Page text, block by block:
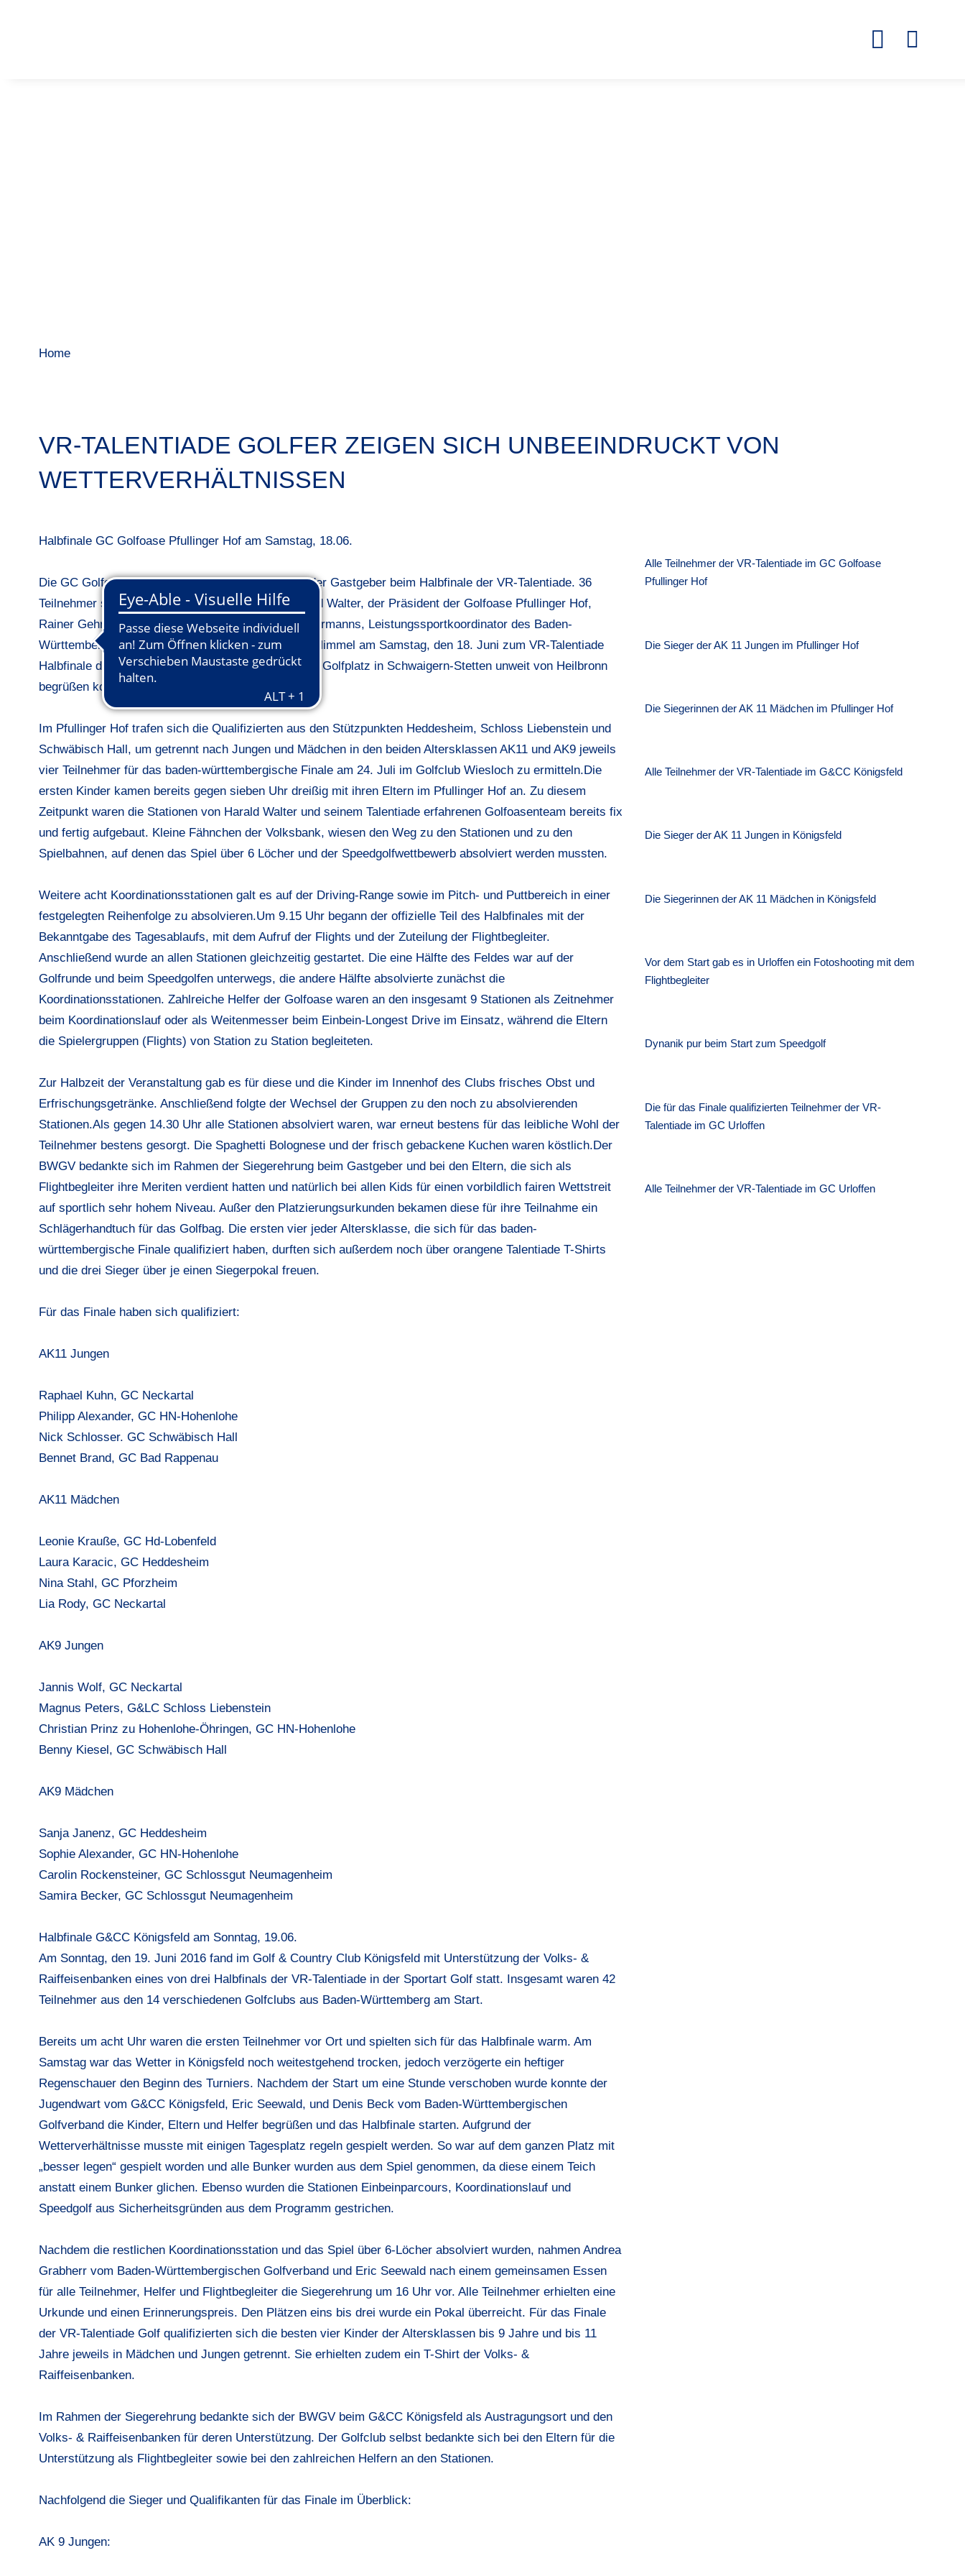
Home
VR-TALENTIADE GOLFER ZEIGEN SICH UNBEEINDRUCKT VON
WETTERVERHÄLTNISSEN
Halbfinale GC Golfoase Pfullinger Hof am Samstag, 18.06.
Die GC Golfoase Pfullinger Hof war auch 2016 wieder Gastgeber beim Halbfinale der VR-Talentiade. 36
Teilnehmer stark war das Starterfeld, welches Harald Walter, der Präsident der Golfoase Pfullinger Hof,
Rainer Gehring, Geschäftsführer und Norbert Zimmermanns, Leistungssportkoordinator des Baden-
Württembergischen Golfverbandes, bei bedecktem Himmel am Samstag, den 18. Juni zum VR-Talentiade
Halbfinale der Qualifikationsgruppen 1 bis 3 auf dem Golfplatz in Schwaigern-Stetten unweit von Heilbronn
begrüßen konnten.
Im Pfullinger Hof trafen sich die Qualifizierten aus den Stützpunkten Heddesheim, Schloss Liebenstein und
Schwäbisch Hall, um getrennt nach Jungen und Mädchen in den beiden Altersklassen AK11 und AK9 jeweils
vier Teilnehmer für das baden-württembergische Finale am 24. Juli im Golfclub Wiesloch zu ermitteln.Die
ersten Kinder kamen bereits gegen sieben Uhr dreißig mit ihren Eltern im Pfullinger Hof an. Zu diesem
Zeitpunkt waren die Stationen von Harald Walter und seinem Talentiade erfahrenen Golfoasenteam bereits fix
und fertig aufgebaut. Kleine Fähnchen der Volksbank, wiesen den Weg zu den Stationen und zu den
Spielbahnen, auf denen das Spiel über 6 Löcher und der Speedgolfwettbewerb absolviert werden mussten.
Weitere acht Koordinationsstationen galt es auf der Driving-Range sowie im Pitch- und Puttbereich in einer
festgelegten Reihenfolge zu absolvieren.Um 9.15 Uhr begann der offizielle Teil des Halbfinales mit der
Bekanntgabe des Tagesablaufs, mit dem Aufruf der Flights und der Zuteilung der Flightbegleiter.
Anschließend wurde an allen Stationen gleichzeitig gestartet. Die eine Hälfte des Feldes war auf der
Golfrunde und beim Speedgolfen unterwegs, die andere Hälfte absolvierte zunächst die
Koordinationsstationen. Zahlreiche Helfer der Golfoase waren an den insgesamt 9 Stationen als Zeitnehmer
beim Koordinationslauf oder als Weitenmesser beim Einbein-Longest Drive im Einsatz, während die Eltern
die Spielergruppen (Flights) von Station zu Station begleiteten.
Zur Halbzeit der Veranstaltung gab es für diese und die Kinder im Innenhof des Clubs frisches Obst und
Erfrischungsgetränke. Anschließend folgte der Wechsel der Gruppen zu den noch zu absolvierenden
Stationen.Als gegen 14.30 Uhr alle Stationen absolviert waren, war erneut bestens für das leibliche Wohl der
Teilnehmer bestens gesorgt. Die Spaghetti Bolognese und der frisch gebackene Kuchen waren köstlich.Der
BWGV bedankte sich im Rahmen der Siegerehrung beim Gastgeber und bei den Eltern, die sich als
Flightbegleiter ihre Meriten verdient hatten und natürlich bei allen Kids für einen vorbildlich fairen Wettstreit
auf sportlich sehr hohem Niveau. Außer den Platzierungsurkunden bekamen diese für ihre Teilnahme ein
Schlägerhandtuch für das Golfbag. Die ersten vier jeder Altersklasse, die sich für das baden-
württembergische Finale qualifiziert haben, durften sich außerdem noch über orangene Talentiade T-Shirts
und die drei Sieger über je einen Siegerpokal freuen.
Für das Finale haben sich qualifiziert:
AK11 Jungen
Raphael Kuhn, GC Neckartal
Philipp Alexander, GC HN-Hohenlohe
Nick Schlosser. GC Schwäbisch Hall
Bennet Brand, GC Bad Rappenau
AK11 Mädchen
Leonie Krauße, GC Hd-Lobenfeld
Laura Karacic, GC Heddesheim
Nina Stahl, GC Pforzheim
Lia Rody, GC Neckartal
AK9 Jungen
Jannis Wolf, GC Neckartal
Magnus Peters, G&LC Schloss Liebenstein
Christian Prinz zu Hohenlohe-Öhringen, GC HN-Hohenlohe
Benny Kiesel, GC Schwäbisch Hall
AK9 Mädchen
Sanja Janenz, GC Heddesheim
Sophie Alexander, GC HN-Hohenlohe
Carolin Rockensteiner, GC Schlossgut Neumagenheim
Samira Becker, GC Schlossgut Neumagenheim
Halbfinale G&CC Königsfeld am Sonntag, 19.06.
Am Sonntag, den 19. Juni 2016 fand im Golf & Country Club Königsfeld mit Unterstützung der Volks- &
Raiffeisenbanken eines von drei Halbfinals der VR-Talentiade in der Sportart Golf statt. Insgesamt waren 42
Teilnehmer aus den 14 verschiedenen Golfclubs aus Baden-Württemberg am Start.
Bereits um acht Uhr waren die ersten Teilnehmer vor Ort und spielten sich für das Halbfinale warm. Am
Samstag war das Wetter in Königsfeld noch weitestgehend trocken, jedoch verzögerte ein heftiger
Regenschauer den Beginn des Turniers. Nachdem der Start um eine Stunde verschoben wurde konnte der
Jugendwart vom G&CC Königsfeld, Eric Seewald, und Denis Beck vom Baden-Württembergischen
Golfverband die Kinder, Eltern und Helfer begrüßen und das Halbfinale starten. Aufgrund der
Wetterverhältnisse musste mit einigen Tagesplatz regeln gespielt werden. So war auf dem ganzen Platz mit
„besser legen“ gespielt worden und alle Bunker wurden aus dem Spiel genommen, da diese einem Teich
anstatt einem Bunker glichen. Ebenso wurden die Stationen Einbeinparcours, Koordinationslauf und
Speedgolf aus Sicherheitsgründen aus dem Programm gestrichen.
Nachdem die restlichen Koordinationsstation und das Spiel über 6-Löcher absolviert wurden, nahmen Andrea
Grabherr vom Baden-Württembergischen Golfverband und Eric Seewald nach einem gemeinsamen Essen
für alle Teilnehmer, Helfer und Flightbegleiter die Siegerehrung um 16 Uhr vor. Alle Teilnehmer erhielten eine
Urkunde und einen Erinnerungspreis. Den Plätzen eins bis drei wurde ein Pokal überreicht. Für das Finale
der VR-Talentiade Golf qualifizierten sich die besten vier Kinder der Altersklassen bis 9 Jahre und bis 11
Jahre jeweils in Mädchen und Jungen getrennt. Sie erhielten zudem ein T-Shirt der Volks- &
Raiffeisenbanken.
Im Rahmen der Siegerehrung bedankte sich der BWGV beim G&CC Königsfeld als Austragungsort und den
Volks- & Raiffeisenbanken für deren Unterstützung. Der Golfclub selbst bedankte sich bei den Eltern für die
Unterstützung als Flightbegleiter sowie bei den zahlreichen Helfern an den Stationen.
Nachfolgend die Sieger und Qualifikanten für das Finale im Überblick:
AK 9 Jungen:
Alle Teilnehmer der VR-Talentiade im GC Golfoase
Pfullinger Hof
Die Sieger der AK 11 Jungen im Pfullinger Hof
Die Siegerinnen der AK 11 Mädchen im Pfullinger Hof
Alle Teilnehmer der VR-Talentiade im G&CC Königsfeld
Die Sieger der AK 11 Jungen in Königsfeld
Die Siegerinnen der AK 11 Mädchen in Königsfeld
Vor dem Start gab es in Urloffen ein Fotoshooting mit dem
Flightbegleiter
Dynanik pur beim Start zum Speedgolf
Die für das Finale qualifizierten Teilnehmer der VR-
Talentiade im GC Urloffen
Alle Teilnehmer der VR-Talentiade im GC Urloffen